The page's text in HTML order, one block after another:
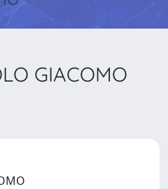
GIACOMO